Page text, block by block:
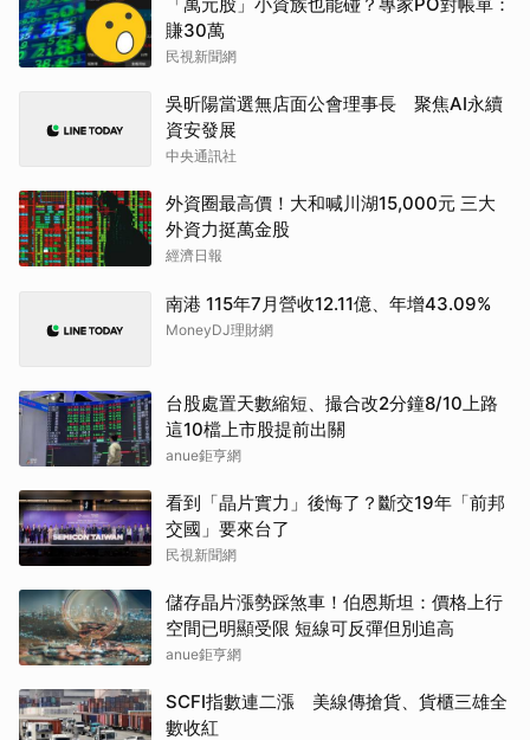
賺30萬
民視新聞網
吳昕陽當選無店面公會理事長 聚焦AI永續
資安發展
中央通訊社
外資圈最高價！大和喊川湖15,000元 三大
外資力挺萬金股
經濟日報
南港 115年7月營收12.11億、年增43.09%
MoneyDJ理財網
台股處置天數縮短、撮合改2分鐘8/10上路
這10檔上市股提前出關
anue鉅亨網
看到「晶片實力」後悔了？斷交19年「前邦
交國」要來台了
民視新聞網
儲存晶片漲勢踩煞車！伯恩斯坦：價格上行
空間已明顯受限 短線可反彈但別追高
anue鉅亨網
SCFI指數連二漲 美線傳搶貨、貨櫃三雄全
數收紅